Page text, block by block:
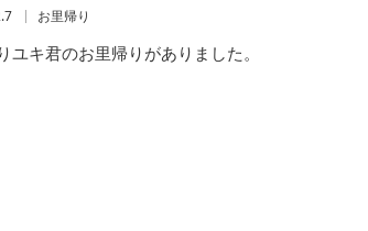
お里帰り
ユキ君のお里帰りがありました。